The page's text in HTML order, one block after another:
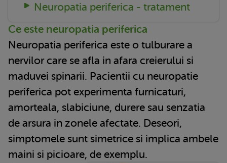
Neuropatia periferica - tratament
Ce este neuropatia periferica
Neuropatia periferica este o tulburare a
nervilor care se afla in afara creierului si
maduvei spinarii. Pacientii cu neuropatie
periferica pot experimenta furnicaturi,
amorteala, slabiciune, durere sau senzatia
de arsura in zonele afectate. Deseori,
simptomele sunt simetrice si implica ambele
maini si picioare, de exemplu.